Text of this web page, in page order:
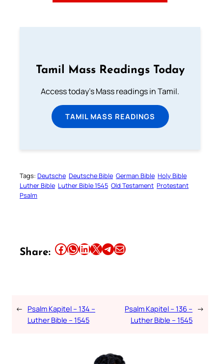
Tamil Mass Readings Today
Access today's Mass readings in Tamil.
TAMIL MASS READINGS
Tags: Deutsche Deutsche Bible German Bible Holy Bible
Luther Bible Luther Bible 1545 Old Testament Protestant
Psalm
Share: Share this article on Facebook Share this article on WhatsApp Share this article on LinkedIn Share this article on X Share this article on TelegramEmail this Article
← Psalm Kapitel – 134 –
Luther Bible – 1545
Psalm Kapitel – 136 –
Luther Bible – 1545
→